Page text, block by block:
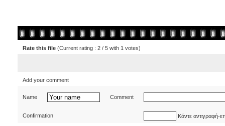
Rate this file (Current rating : 2 / 5 with 1 votes)
Add your comment
Name Comment
Confirmation Κάντε αντιγραφή-